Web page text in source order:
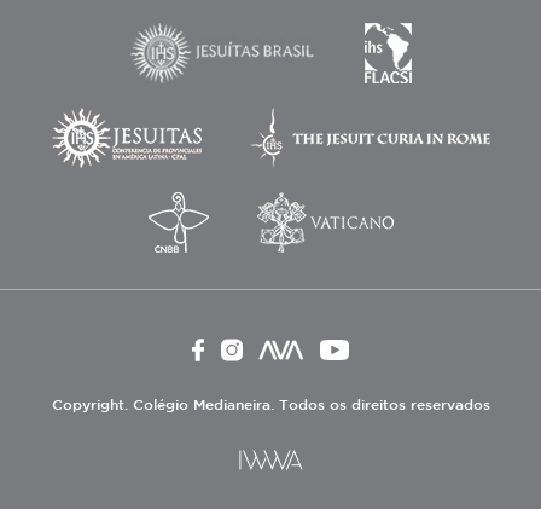
Copyright. Colégio Medianeira. Todos os direitos reservados